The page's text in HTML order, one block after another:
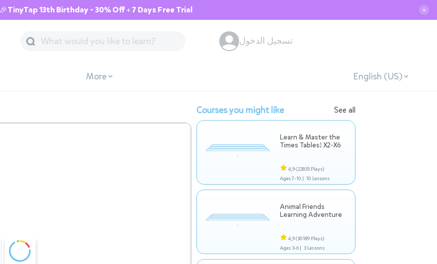
🎉TinyTap 13th Birthday - 30% Off + 7 Days Free Trial ✕
تسجيل الدخول
More English (US)
Courses you might like See all
Learn & Master the
Times Tables! X2-X6
4,9(22835 Plays)
Ages 7-10 | 10 Lessons
Animal Friends
Learning Adventure
4,9(30189 Plays)
Ages 3-6 | 3 Lessons